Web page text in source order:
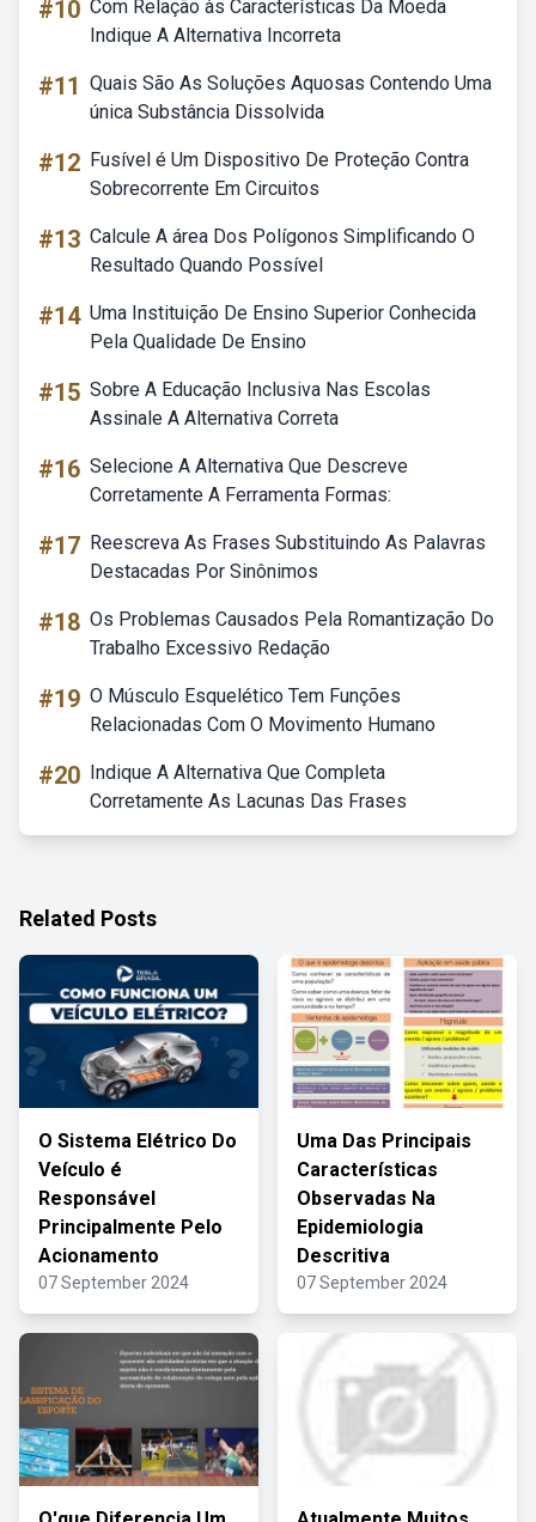
#10 Com Relação às Características Da Moeda
Indique A Alternativa Incorreta
#11 Quais São As Soluções Aquosas Contendo Uma
única Substância Dissolvida
#12 Fusível é Um Dispositivo De Proteção Contra
Sobrecorrente Em Circuitos
#13 Calcule A área Dos Polígonos Simplificando O
Resultado Quando Possível
#14 Uma Instituição De Ensino Superior Conhecida
Pela Qualidade De Ensino
#15 Sobre A Educação Inclusiva Nas Escolas
Assinale A Alternativa Correta
#16 Selecione A Alternativa Que Descreve
Corretamente A Ferramenta Formas:
#17 Reescreva As Frases Substituindo As Palavras
Destacadas Por Sinônimos
#18 Os Problemas Causados Pela Romantização Do
Trabalho Excessivo Redação
#19 O Músculo Esquelético Tem Funções
Relacionadas Com O Movimento Humano
#20 Indique A Alternativa Que Completa
Corretamente As Lacunas Das Frases
Related Posts
O Sistema Elétrico Do
Veículo é
Responsável
Principalmente Pelo
Acionamento
07 September 2024
Uma Das Principais
Características
Observadas Na
Epidemiologia
Descritiva
07 September 2024